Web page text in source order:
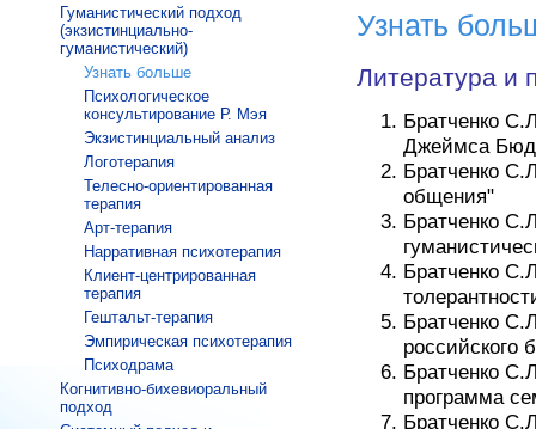
Гуманистический подход
(экзистинциально-
гуманистический)
Узнать больше
Психологическое
консультирование Р. Мэя
Экзистинциальный анализ
Логотерапия
Телесно-ориентированная
терапия
Арт-терапия
Нарративная психотерапия
Клиент-центрированная
терапия
Гештальт-терапия
Эмпирическая психотерапия
Психодрама
Когнитивно-бихевиоральный
подход
Узнать
Литература и
Братченко
Джеймса
Братченко
общения"
Братченко
Братченко
Братченко
российского
Братченко
программа
Братченко